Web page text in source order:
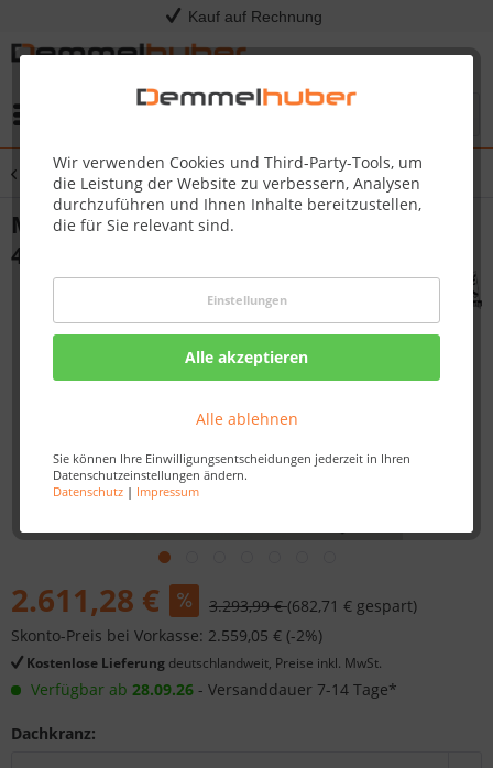
Kauf auf Rechnung
Wir verwenden Cookies und Third-Party-Tools, um
die Leistung der Website zu verbessern, Analysen
durchzuführen und Ihnen Inhalte bereitzustellen,
die für Sie relevant sind.
Einstellungen
Alle akzeptieren
Alle ablehnen
Sie können Ihre Einwilligungsentscheidungen jederzeit in Ihren
Datenschutzeinstellungen ändern.
Datenschutz| Impressum
Übersicht Massivholzsauna
Massivholzsauna SAHIB 2 2,36 x 1,84 m
40 mm
2.611,28 € 3.293,99 €(682,71 € gespart)
Skonto-Preis bei Vorkasse: 2.559,05 € (-2%)
Kostenlose Lieferung deutschlandweit, Preise inkl. MwSt.
Verfügbar ab 28.09.26 - Versanddauer 7-14 Tage*
Dachkranz: